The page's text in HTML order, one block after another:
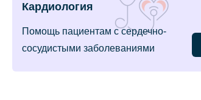
Кардиология
Помощь пациентам с сердечно-
сосудистыми заболеваниями